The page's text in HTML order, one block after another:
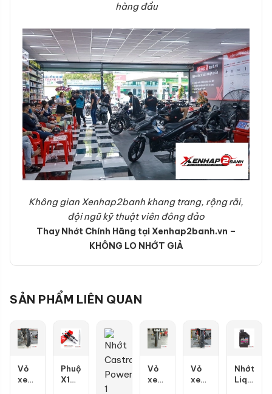
hàng đầu
Không gian Xenhap2banh khang trang, rộng rãi,
đội ngũ kỹ thuật viên đông đảo
Thay Nhớt Chính Hãng tại Xenhap2banh.vn –
KHÔNG LO NHỚT GIẢ
SẢN PHẨM LIÊN QUAN
Vỏ
xe
Phuộc
X1R
Vỏ
xe
Vỏ
xe
Nhớt
Liqui